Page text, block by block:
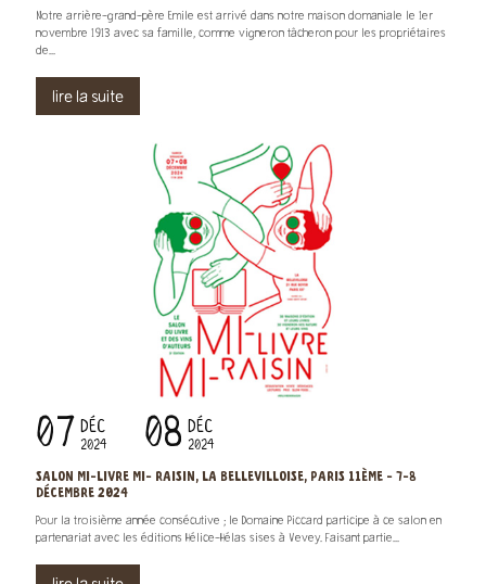
Notre arrière-grand-père Emile est arrivé dans notre maison domaniale le 1er
novembre 1913 avec sa famille, comme vigneron tâcheron pour les propriétaires
de...
lire la suite
07 DÉC
2024 08 DÉC
2024
SALON MI-LIVRE MI- RAISIN, LA BELLEVILLOISE, PARIS 11ÈME - 7-8
DÉCEMBRE 2024
Pour la troisième année consécutive ; le Domaine Piccard participe à ce salon en
partenariat avec les éditions Hélice-Hélas sises à Vevey. Faisant partie...